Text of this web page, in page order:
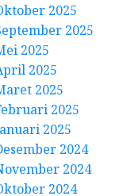
2025
2025
2025
2025
2025
2025
2025
2024
2024
2024